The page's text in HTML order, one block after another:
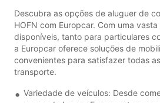
Descubra as opções de aluguer de
HOFN com Europcar. Com uma
disponíveis, tanto para particulares
a Europcar oferece soluções de
convenientes para satisfazer todas
transporte.
Variedade de veículos: Desde